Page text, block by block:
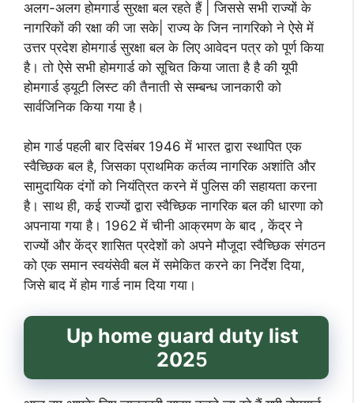
अलग-अलग होमगार्ड सुरक्षा बल रहते हैं | जिससे सभी राज्यों के
नागरिकों की रक्षा की जा सके| राज्य के जिन नागरिको ने ऐसे में
उत्तर प्रदेश होमगार्ड सुरक्षा बल के लिए आवेदन पत्र को पूर्ण किया
है। तो ऐसे सभी होमगार्ड को सूचित किया जाता है है की यूपी
होमगार्ड ड्यूटी लिस्ट की तैनाती से सम्बन्ध जानकारी को
सार्वजिनिक किया गया है।
होम गार्ड पहली बार दिसंबर 1946 में भारत द्वारा स्थापित एक
स्वैच्छिक बल है, जिसका प्राथमिक कर्तव्य नागरिक अशांति और
सामुदायिक दंगों को नियंत्रित करने में पुलिस की सहायता करना
है। साथ ही, कई राज्यों द्वारा स्वैच्छिक नागरिक बल की धारणा को
अपनाया गया है। 1962 में चीनी आक्रमण के बाद , केंद्र ने
राज्यों और केंद्र शासित प्रदेशों को अपने मौजूदा स्वैच्छिक संगठन
को एक समान स्वयंसेवी बल में समेकित करने का निर्देश दिया,
जिसे बाद में होम गार्ड नाम दिया गया।
Up home guard duty list
2025